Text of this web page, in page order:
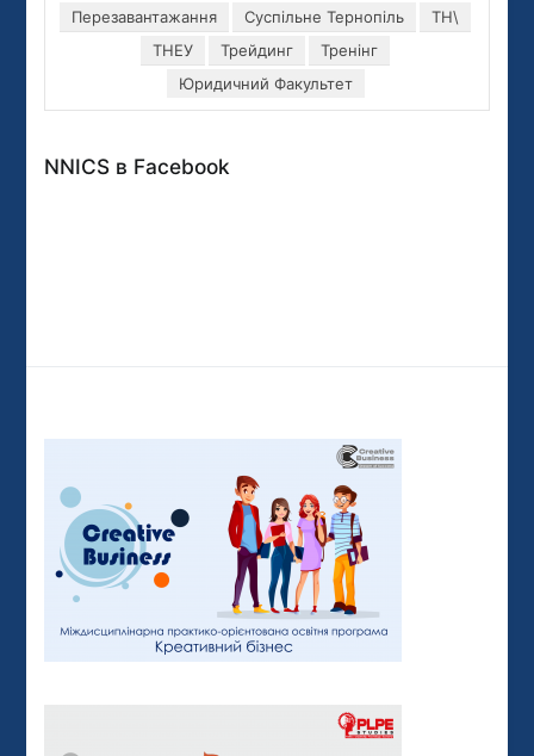
Перезавантажання
Суспільне Тернопіль
ТН\
ТНЕУ
Трейдинг
Тренінг
Юридичний Факультет
NNICS в Facebook